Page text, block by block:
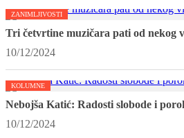
ZANIMLJIVOSTI
Tri četvrtine muzičara pati od nekog
10/12/2024
KOLUMNE
Nebojša Katić: Radosti slobode i
10/12/2024